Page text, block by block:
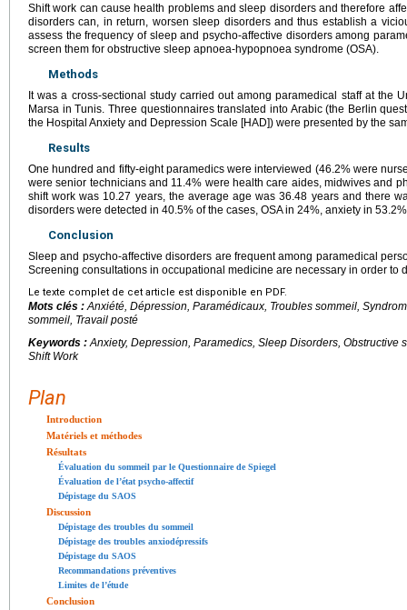
Shift work can cause health problems and sleep disorders and therefore
disorders can, in return, worsen sleep disorders and thus establish a
assess the frequency of sleep and psycho-affective disorders among
screen them for obstructive sleep apnoea-hypopnoea syndrome (OSA).
Methods
It was a cross-sectional study carried out among paramedical staff at the
Marsa in Tunis. Three questionnaires translated into Arabic (the Berlin
the Hospital Anxiety and Depression Scale [HAD]) were presented by the
Results
One hundred and fifty-eight paramedics were interviewed (46.2% were
were senior technicians and 11.4% were health care aides, midwives and
shift work was 10.27 years, the average age was 36.48 years and there
disorders were detected in 40.5% of the cases, OSA in 24%, anxiety in
Conclusion
Sleep and psycho-affective disorders are frequent among paramedical
Screening consultations in occupational medicine are necessary in order to
Le texte complet de cet article est disponible en PDF.
Mots clés : Anxiété, Dépression, Paramédicaux, Troubles sommeil,
sommeil, Travail posté
Keywords : Anxiety, Depression, Paramedics, Sleep Disorders,
Shift Work
Plan
Introduction
Matériels et méthodes
Résultats
Évaluation du sommeil par le Questionnaire de Spiegel
Évaluation de l’état psycho-affectif
Dépistage du SAOS
Discussion
Dépistage des troubles du sommeil
Dépistage des troubles anxiodépressifs
Dépistage du SAOS
Recommandations préventives
Limites de l’étude
Conclusion